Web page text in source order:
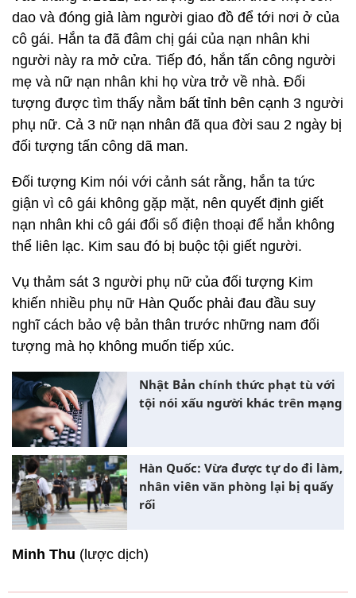
dao và đóng giả làm người giao đồ để tới nơi ở của
cô gái. Hắn ta đã đâm chị gái của nạn nhân khi
người này ra mở cửa. Tiếp đó, hắn tấn công người
mẹ và nữ nạn nhân khi họ vừa trở về nhà. Đối
tượng được tìm thấy nằm bất tỉnh bên cạnh 3 người
phụ nữ. Cả 3 nữ nạn nhân đã qua đời sau 2 ngày bị
đối tượng tấn công dã man.
Đối tượng Kim nói với cảnh sát rằng, hắn ta tức
giận vì cô gái không gặp mặt, nên quyết định giết
nạn nhân khi cô gái đổi số điện thoại để hắn không
thể liên lạc. Kim sau đó bị buộc tội giết người.
Vụ thảm sát 3 người phụ nữ của đối tượng Kim
khiến nhiều phụ nữ Hàn Quốc phải đau đầu suy
nghĩ cách bảo vệ bản thân trước những nam đối
tượng mà họ không muốn tiếp xúc.
Nhật Bản chính thức phạt tù với
tội nói xấu người khác trên mạng
Hàn Quốc: Vừa được tự do đi làm,
nhân viên văn phòng lại bị quấy
rối
Minh Thu (lược dịch)